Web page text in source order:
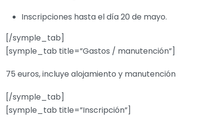
Inscripciones hasta el día 20 de mayo.
[/symple_tab]
[symple_tab title=”Gastos / manutención”]
75 euros, incluye alojamiento y manutención
[/symple_tab]
[symple_tab title=”Inscripción”]